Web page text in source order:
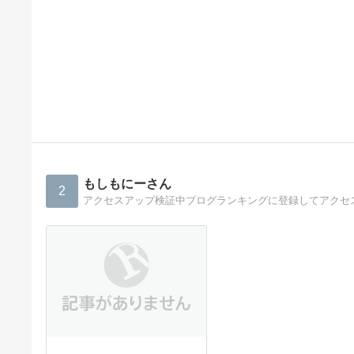
2 もしもにーさん
アクセスアップ検証中ブログランキングに登録してアクセ